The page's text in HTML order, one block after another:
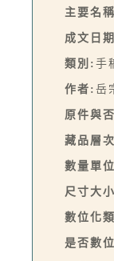
主要名
成文日
類別: 手
作者: 岳
原件與
藏品層
數量單
尺寸大
數位化
是否數